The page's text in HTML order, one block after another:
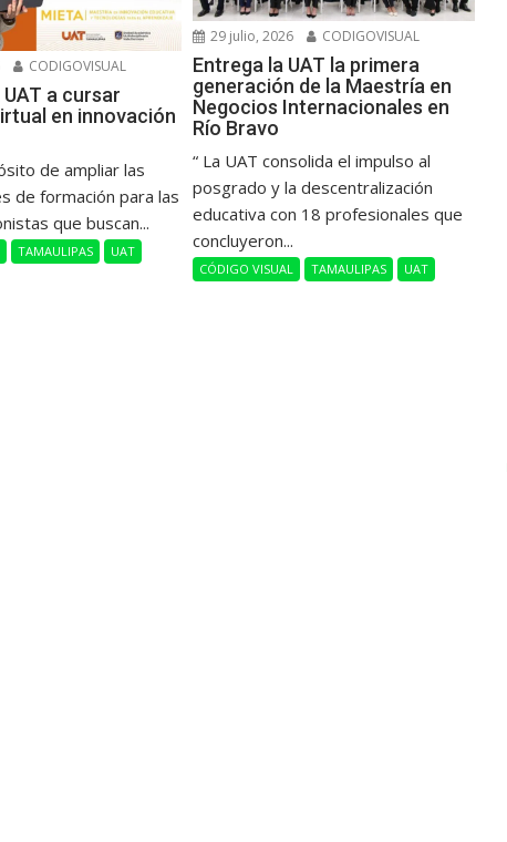
CODIGOVISUAL
a cursar
en innovación
de ampliar las
de formación para las
que buscan...
TAMAULIPAS UAT
29 julio, 2026 CODIGOVISUAL
Entrega la UAT la primera
generación de la Maestría en
Negocios Internacionales en
Río Bravo
“ La UAT consolida el impulso al
posgrado y la descentralización
educativa con 18 profesionales que
concluyeron...
CÓDIGO VISUAL TAMAULIPAS UAT